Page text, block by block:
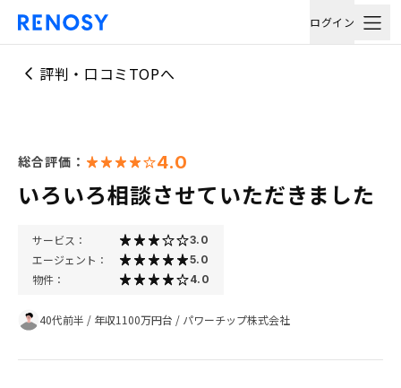
ログイン
評判・口コミTOPへ
総合評価： 4.0
いろいろ相談させていただきました
サービス： 3.0
エージェント： 5.0
物件： 4.0
40代前半 / 年収1100万円台 / パワーチップ株式会社